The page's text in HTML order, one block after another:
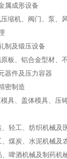
属成形设备
缩机、阀门、泵、
制及锻压设备
板、铝合金型材、
器件及压力容器
密制造
具、盖体模具、压
轻工、纺织机械及
煤炭、水泥机械及
啤酒机械及制药机